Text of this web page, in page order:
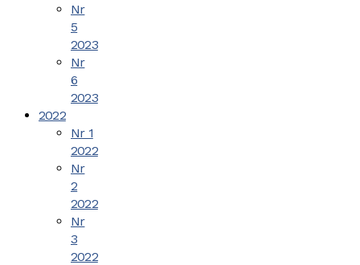
Nr
5
2023
Nr
6
2023
2022
Nr 1
2022
Nr
2
2022
Nr
3
2022